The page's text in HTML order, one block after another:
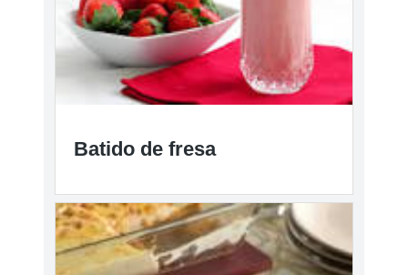
Batido de fresa